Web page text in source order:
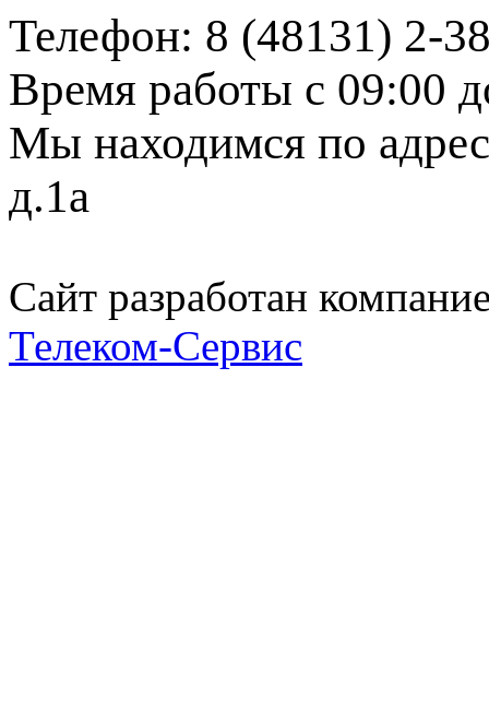
Телефон: 8 (48131) 2-
Время работы с 09:00
Мы находимся по
д.1а
Сайт разработан
Телеком-Сервис